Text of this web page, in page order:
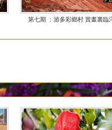
第七期 ：游多彩鄉村 賞畫裏臨